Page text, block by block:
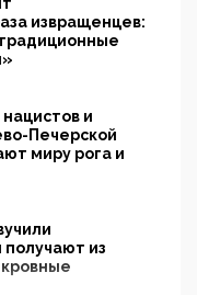
извращенцев:
и
Печерской
миру рога и
из